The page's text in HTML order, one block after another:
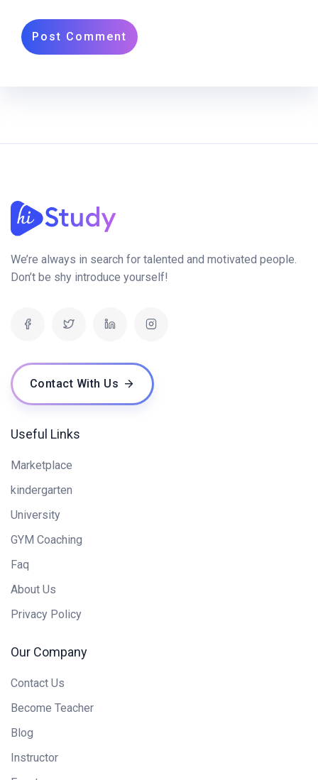
We’re always in search for talented and motivated people.
Don’t be shy introduce yourself!
Contact With Us
Useful Links
Marketplace
kindergarten
University
GYM Coaching
Faq
About Us
Privacy Policy
Our Company
Contact Us
Become Teacher
Blog
Instructor